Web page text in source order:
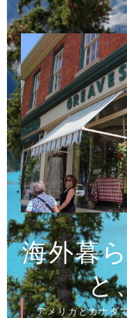
コ
ン
テ
ン
ツ
へ
ス
キ
ッ
プ
海外暮
と
アメリカとカナダ